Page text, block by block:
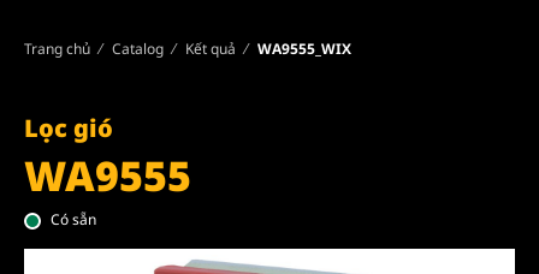
Trang chủ Catalog Kết quả WA9555_WIX
Lọc gió
WA9555
Có sẵn